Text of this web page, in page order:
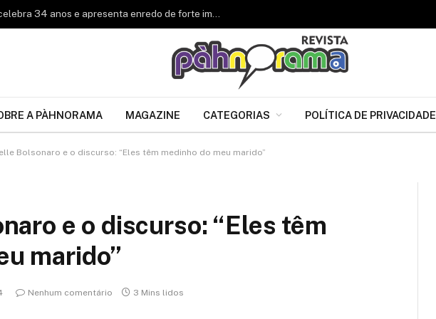
Renascer de Jacarepaguá celebra 34 anos e apresenta enredo de forte impacto para o Carnaval 2027
A PÀHNORAMA MAGAZINE CATEGORIAS POLÍTICA DE PRIVACIDADE
Bolsonaro e o discurso: “Eles têm medinho do meu marido”
e o discurso: “Eles têm
marido”
Nenhum comentário 3 Mins lidos